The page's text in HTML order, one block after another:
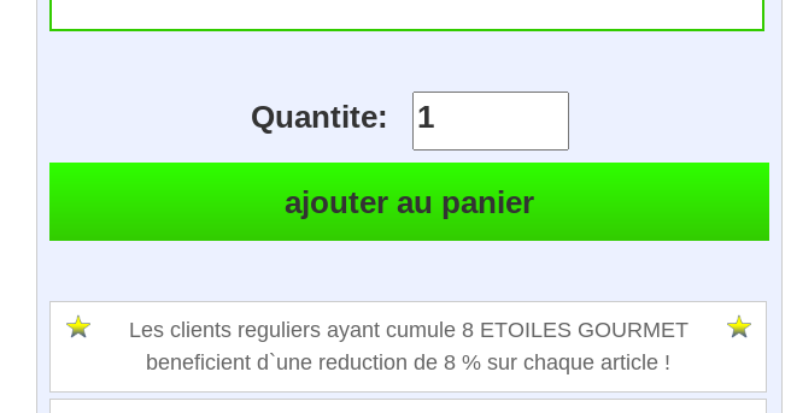
Quantite:
Les clients reguliers ayant cumule 8 ETOILES GOURMET
beneficient d`une reduction de 8 % sur chaque article !